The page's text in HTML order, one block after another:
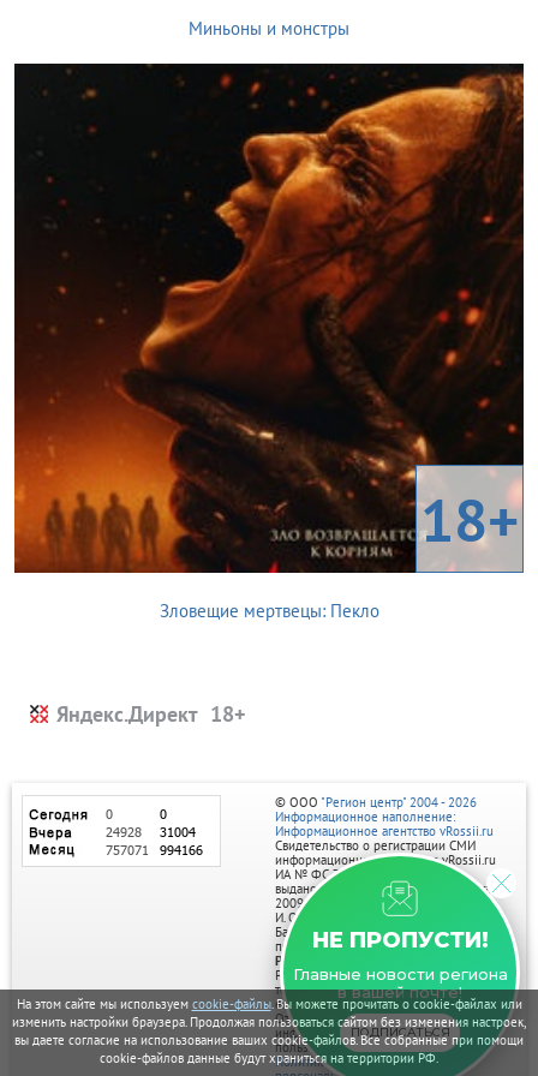
На этом сайте мы используем cookie-файлы. Вы можете прочитать о cookie-файлах или
изменить настройки браузера. Продолжая пользоваться сайтом без изменения настроек,
вы даете согласие на использование ваших cookie-файлов. Все собранные при помощи
cookie-файлов данные будут храниться на территории РФ.
Миньоны и монстры
18+
Зловещие мертвецы: Пекло
Яндекс.Директ
НЕ ПРОПУСТИ!
Главные новости региона
в вашей почте!
ПОДПИСАТЬСЯ
© ООО "Регион центр" 2004 - 2026
Информационное наполнение:
Информационное агентство vRossii.ru
Свидетельство о регистрации СМИ
информационного агентства vRossii.ru
ИА № ФС 77‑35502
выдано РОСКОМНАДЗОРом 04 марта
2009г.
И. О. Главного редактора Нарыков А. Н.
Баннеры на портале размещаются на
правах рекламы.
Реклама на портале:
Рекламное агентство "Умный маркетинг"
тел. 7-910-267-70-40,
email: umnyy.marketing@yandex.ru
Отдельные публикации могут содержать
информацию, не предназначенную для
пользователей до 18 лет.
Политика в отношении обработки